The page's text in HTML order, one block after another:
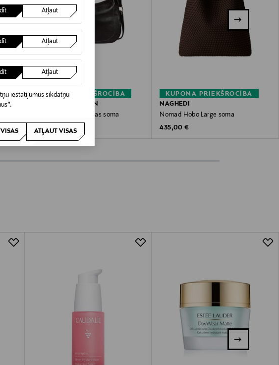
Atļaut
Atļaut
Atļaut
iestatījumus sīkdatņu
ATĻAUT VISAS
KUPONA PRIEKŠROCĪBA
TED BAKER LONDON
Lyshia Large Hobo ādas soma
Original Price
249,90 €
KUPONA PRIEKŠROCĪBA
NAGHEDI
Nomad Hobo Large soma
Original Price
435,00 €